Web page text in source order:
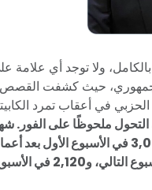
ولا توجد أي علامة
حيث كشفت
الحزبي في أعقاب تمرد
التحول ملحوظًا على الفور.
ارتفاعًا ملحوظًا في عدد الجمهوريين الذين غيروا انتماءهم الحزبي: 3,007